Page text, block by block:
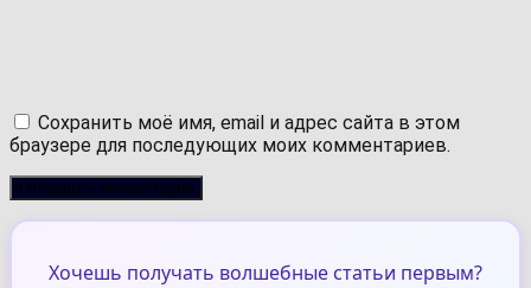
Сохранить моё имя, email и адрес сайта в этом
браузере для последующих моих комментариев.
Хочешь получать волшебные статьи первым?